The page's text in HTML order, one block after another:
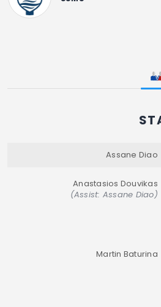
Assane Diao
Anastasios Douvikas
(Assist: Assane Diao)
Martin Baturina